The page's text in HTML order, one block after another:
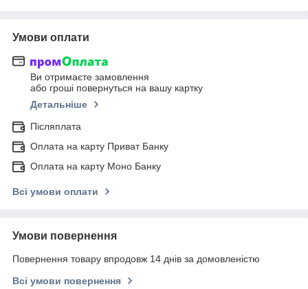
Умови оплати
Ви отримаєте замовлення
або гроші повернуться на вашу картку
Детальніше
Післяплата
Оплата на карту Приват Банку
Оплата на карту Моно Банку
Всі умови оплати
Умови повернення
Повернення товару впродовж 14 днів за домовленістю
Всі умови повернення